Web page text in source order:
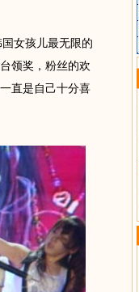
女孩儿最无限的
领奖，粉丝的欢
直是自己十分喜